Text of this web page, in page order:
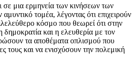
μια ερμηνεία των κινήσεων των
τομέα, λέγοντας ότι επιχειρούν
κόσμο που θεωρεί ότι στην
και η ελευθερία με τον
τα αποθέματα οπλισμού που
τους και να ενισχύσουν την πολεμική